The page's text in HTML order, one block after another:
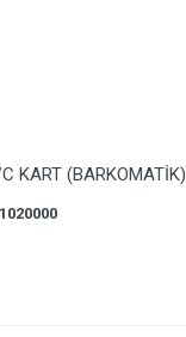
KART (BARKOMATİK)